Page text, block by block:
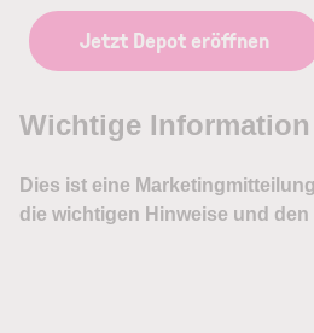
Jetzt Depot eröffnen